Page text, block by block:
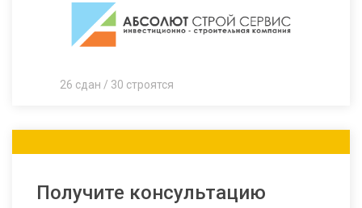
26 сдан / 30 строятся
Получите консультацию